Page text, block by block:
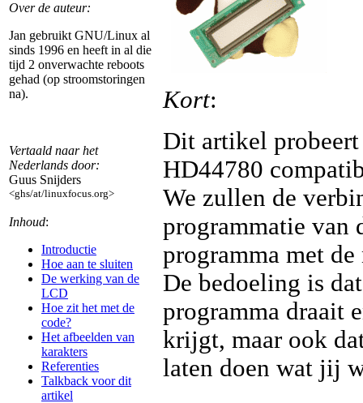
Over de auteur:
Jan gebruikt GNU/Linux al
sinds 1996 en heeft in al die
tijd 2 onverwachte reboots
gehad (op stroomstoringen
na).
Vertaald naar het
Nederlands door:
Guus Snijders
<ghs/at/linuxfocus.org>
Inhoud:
Introductie
Hoe aan te sluiten
De werking van de
LCD
Hoe zit het met de
code?
Het afbeelden van
karakters
Referenties
Talkback voor dit
artikel
Kort:
Dit artikel
HD44780
We zullen de
programmatie van
programma met
De bedoeling is
programma draait
krijgt, maar ook
laten doen wat jij